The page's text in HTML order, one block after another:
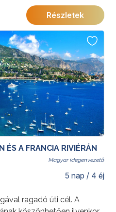
Világörökség részét
bepillantást nyerhet a
kattintson
Részletek
ÉS A FRANCIA RIVIÉRÁN
Magyar idegenvezető
5 nap / 4 éj
ragadó úti cél. A